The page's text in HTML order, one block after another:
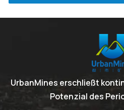
UrbanMines erschließt
Potenzial des